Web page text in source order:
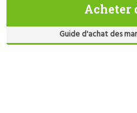
Acheter
Guide d'achat des